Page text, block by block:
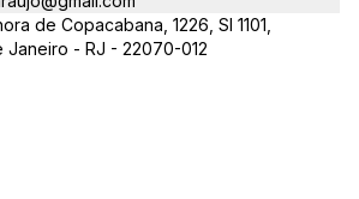
de Copacabana, 1226, Sl 1101,
Janeiro - RJ - 22070-012